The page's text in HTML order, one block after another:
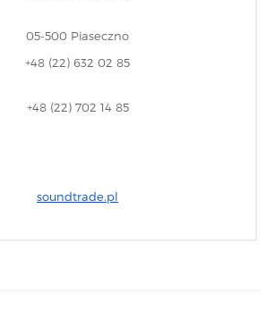
05-500 Piaseczno
+48 (22) 632 02 85
+48 (22) 702 14 85
soundtrade.pl